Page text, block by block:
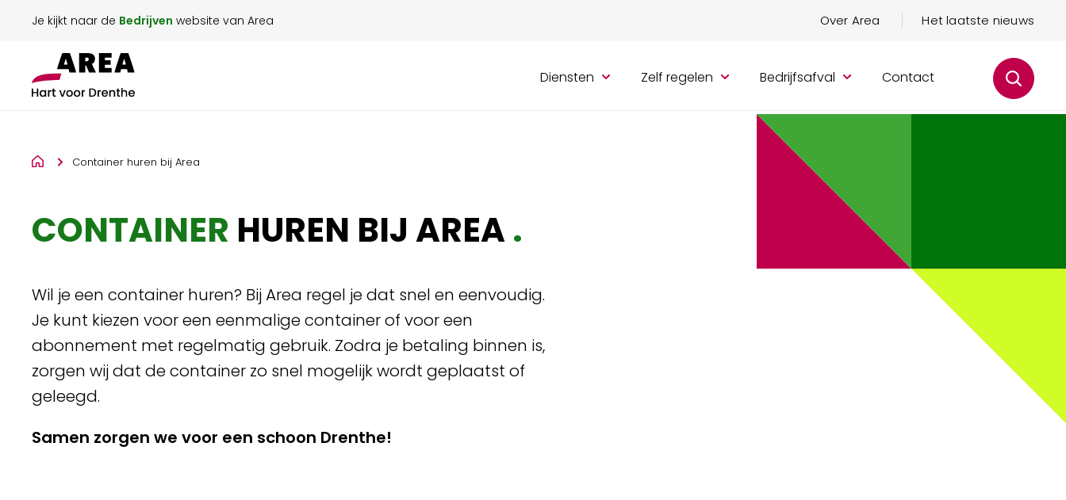
Je kijkt naar de Bedrijven website van Area Over Area Het laatste nieuws
Diensten Zelf regelen Bedrijfsafval Contact
Container huren bij Area
CONTAINER HUREN BIJ AREA.
Wil je een container huren? Bij Area regel je dat snel en eenvoudig.
Je kunt kiezen voor een eenmalige container of voor een
abonnement met regelmatig gebruik. Zodra je betaling binnen is,
zorgen wij dat de container zo snel mogelijk wordt geplaatst of
geleegd.
Samen zorgen we voor een schoon Drenthe!